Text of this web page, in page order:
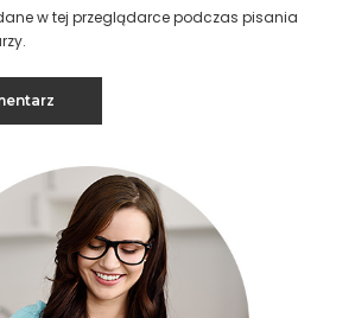
w tej przeglądarce podczas pisania